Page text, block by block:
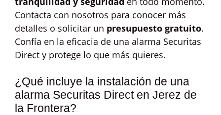
Contacta con nosotros para conocer más
detalles o solicitar un presupuesto gratuito.
Confía en la eficacia de una alarma Securitas
Direct y protege lo que más quieres.
¿Qué incluye la instalación de una
alarma Securitas Direct en Jerez de
la Frontera?